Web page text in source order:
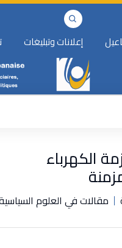
إعلانات وتبليغات
الكهرباء
مقالات في العلوم السياسية